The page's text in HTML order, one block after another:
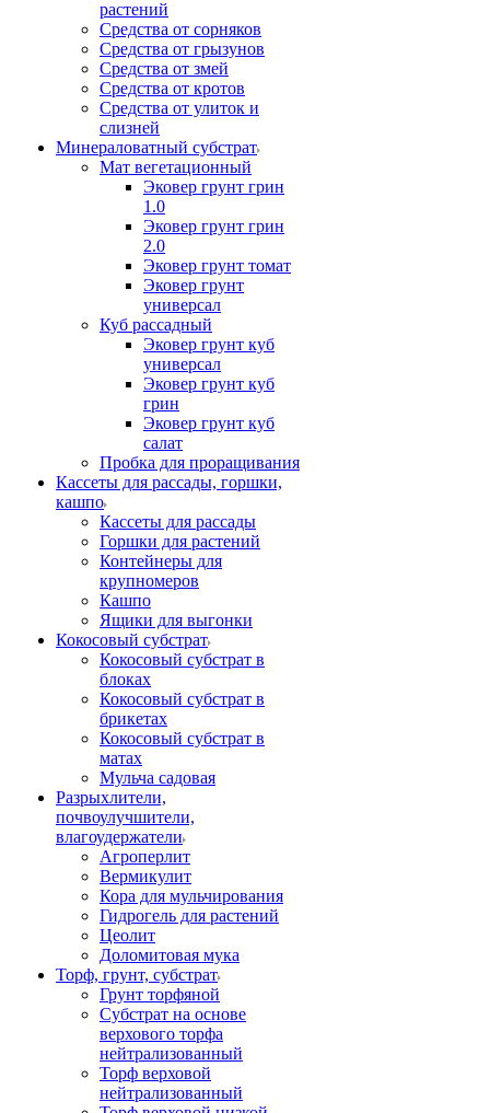
растений
Средства от сорняков
Средства от грызунов
Средства от змей
Средства от кротов
Средства от улиток и
слизней
Минераловатный субстрат
Мат вегетационный
Эковер грунт грин
1.0
Эковер грунт грин
2.0
Эковер грунт томат
Эковер грунт
универсал
Куб рассадный
Эковер грунт куб
универсал
Эковер грунт куб
грин
Эковер грунт куб
салат
Пробка для проращивания
Кассеты для рассады, горшки,
кашпо
Кассеты для рассады
Горшки для растений
Контейнеры для
крупномеров
Кашпо
Ящики для выгонки
Кокосовый субстрат
Кокосовый субстрат в
блоках
Кокосовый субстрат в
брикетах
Кокосовый субстрат в
матах
Мульча садовая
Разрыхлители,
почвоулучшители,
влагоудержатели
Агроперлит
Вермикулит
Кора для мульчирования
Гидрогель для растений
Цеолит
Доломитовая мука
Торф, грунт, субстрат
Грунт торфяной
Субстрат на основе
верхового торфа
нейтрализованный
Торф верховой
нейтрализованный